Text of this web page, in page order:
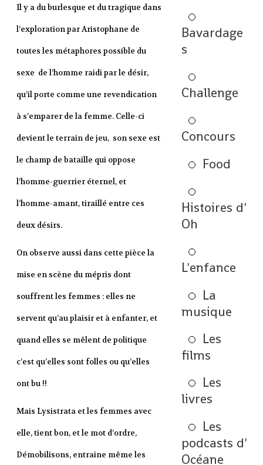
Il y a du burlesque et du tragique dans
l’exploration par Aristophane de
toutes les métaphores possible du
sexe de l’homme raidi par le désir,
qu’il porte comme une revendication
à s’emparer de la femme. Celle-ci
devient le terrain de jeu, son sexe est
le champ de bataille qui oppose
l’homme-guerrier éternel, et
l’homme-amant, tiraillé entre ces
deux désirs.
On observe aussi dans cette pièce la
mise en scène du mépris dont
souffrent les femmes : elles ne
servent qu’au plaisir et à enfanter, et
quand elles se mêlent de politique
c’est qu’elles sont folles ou qu’elles
ont bu !!
Mais Lysistrata et les femmes avec
elle, tient bon, et le mot d’ordre,
Démobilisons, entraine même les
Bavardage
s
Challenge
Concours
Food
Histoires d'
Oh
L'enfance
La
musique
Les
films
Les
livres
Les
podcasts d'
Océane